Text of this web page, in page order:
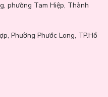
Water, Zinc Oxide,
Silica, Talc, Lauryl PEG-9,
Dimethicone, Simmondsia
phường Tam Hiệp, Thành
Phường Phước Long, TP.Hồ